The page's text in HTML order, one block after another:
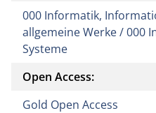
000 Informatik,
allgemeine Werke / 000
Systeme
Open Access:
Gold Open Access